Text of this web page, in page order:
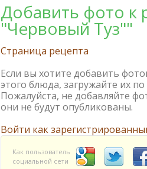
Добавить фото к
"Червовый Туз""
Страница рецепта
Если вы хотите добавить
этого блюда, загружайте их
Пожалуйста, не добавляйте
они не будут опубликованы.
Войти как
Как пользователь
социальной сети